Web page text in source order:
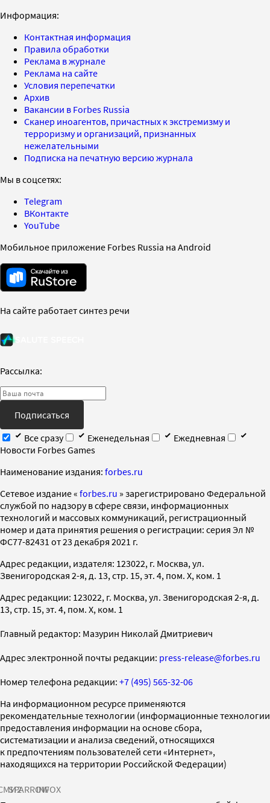
Информация:
Контактная информация
Правила обработки
Реклама в журнале
Реклама на сайте
Условия перепечатки
Архив
Вакансии в Forbes Russia
Сканер иноагентов, причастных к экстремизму и
терроризму и организаций, признанных
нежелательными
Подписка на печатную версию журнала
Мы в соцсетях:
Telegram
ВКонтакте
YouTube
Мобильное приложение Forbes Russia на Android
На сайте работает синтез речи
Рассылка:
Подписаться
Все сразу
Еженедельная
Ежедневная
Новости Forbes Games
Наименование издания: forbes.ru
Cетевое издание « forbes.ru » зарегистрировано Федеральной
службой по надзору в сфере связи, информационных
технологий и массовых коммуникаций, регистрационный
номер и дата принятия решения о регистрации: серия Эл №
ФС77-82431 от 23 декабря 2021 г.
Адрес редакции, издателя: 123022, г. Москва, ул.
Звенигородская 2-я, д. 13, стр. 15, эт. 4, пом. X, ком. 1
Адрес редакции: 123022, г. Москва, ул. Звенигородская 2-я, д.
13, стр. 15, эт. 4, пом. X, ком. 1
Главный редактор: Мазурин Николай Дмитриевич
Адрес электронной почты редакции: press-release@forbes.ru
Номер телефона редакции: +7 (495) 565-32-06
На информационном ресурсе применяются
рекомендательные технологии (информационные технологии
предоставления информации на основе сбора,
систематизации и анализа сведений, относящихся
к предпочтениям пользователей сети «Интернет»,
находящихся на территории Российской Федерации)
SPARROWINFOX